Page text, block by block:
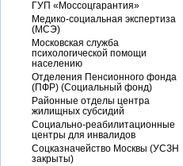
ГУП «Моссоцгарантия»
Медико-социальная экспертиза
(МСЭ)
Московская служба
психологической помощи
населению
Отделения Пенсионного фонда
(ПФР) (Социальный фонд)
Районные отделы центра
жилищных субсидий
Социально-реабилитационные
центры для инвалидов
Соцказначейство Москвы (УСЗН
закрыты)